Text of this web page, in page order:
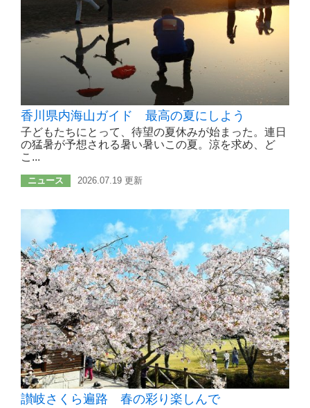
香川県内海山ガイド 最高の夏にしよう
子どもたちにとって、待望の夏休みが始まった。連日
の猛暑が予想される暑い暑いこの夏。涼を求め、ど
こ...
ニュース 2026.07.19 更新
讃岐さくら遍路 春の彩り楽しんで